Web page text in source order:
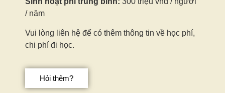
/ năm
Vui lòng liên hệ để có thêm thông tin về học phí,
chi phí đi học.
Hỏi thêm?